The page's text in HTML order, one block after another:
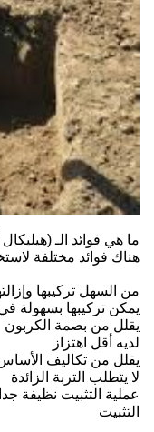
ما هي فوائد الـ
هناك فوائد مختلفة
من السهل تركيبها
يمكن تركيبها بسهولة
يقلل من بصمة الكربون
لديه أقل اهتزاز
يقلل من تكاليف
لا يتطلب التربة الزائدة
عملية التثبيت نظيفة
التثبيت